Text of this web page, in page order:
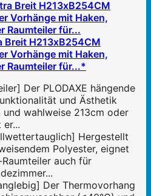
Breit H213xB254CM
Vorhänge mit Haken,
Raumteiler für...*
Der PLODAXE hängende
und Ästhetik
wahlweise 213cm oder
Hergestellt
Polyester, eignet
auch für
Der Thermovorhang